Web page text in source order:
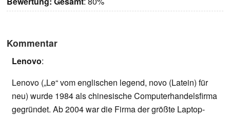
Kommentar
Lenovo:
Lenovo („Le“ vom englischen legend, novo (Latein) für
neu) wurde 1984 als chinesische Computerhandelsfirma
gegründet. Ab 2004 war die Firma der größte Laptop-